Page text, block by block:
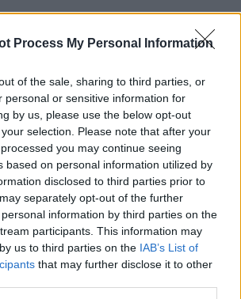
Process My Personal Information
of the sale, sharing to third parties, or
personal or sensitive information for
by us, please use the below opt-out
selection. Please note that after your
you may continue seeing
based on personal information utilized by
disclosed to third parties prior to
separately opt-out of the further
information by third parties on the
participants. This information may
us to third parties on the IAB’s List of
that may further disclose it to other
00:01:24
teikia stintai, bet neatsisako
jau sugavo per 4 tonas
00:01:37
lietuvišką žuvį: kiek laiko ji keliauja